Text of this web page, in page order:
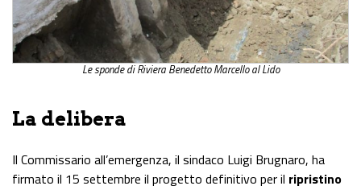
Le sponde di Riviera Benedetto Marcello al Lido
La delibera
Il Commissario all’emergenza, il sindaco Luigi Brugnaro, ha
firmato il 15 settembre il progetto definitivo per il ripristino